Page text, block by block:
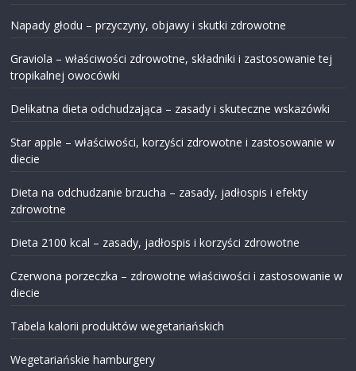
Napady głodu – przyczyny, objawy i skutki zdrowotne
Graviola – właściwości zdrowotne, składniki i zastosowanie tej
tropikalnej owocówki
Delikatna dieta odchudzająca – zasady i skuteczne wskazówki
Star apple – właściwości, korzyści zdrowotne i zastosowanie w
diecie
Dieta na odchudzanie brzucha – zasady, jadłospis i efekty
zdrowotne
Dieta 2100 kcal – zasady, jadłospis i korzyści zdrowotne
Czerwona porzeczka – zdrowotne właściwości i zastosowanie w
diecie
Tabela kalorii produktów wegetariańskich
Wegetariańskie hamburgery